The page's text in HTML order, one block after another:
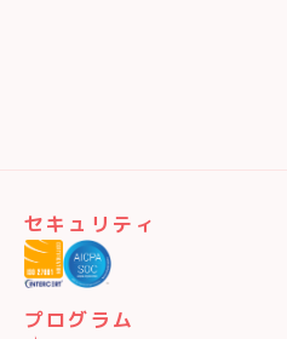
セキュリティ
プログラム